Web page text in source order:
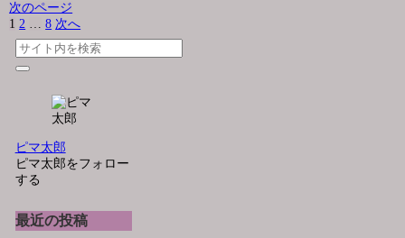
次のページ
1 2 … 8 次へ
ピマ太郎
ピマ太郎をフォロー
する
最近の投稿